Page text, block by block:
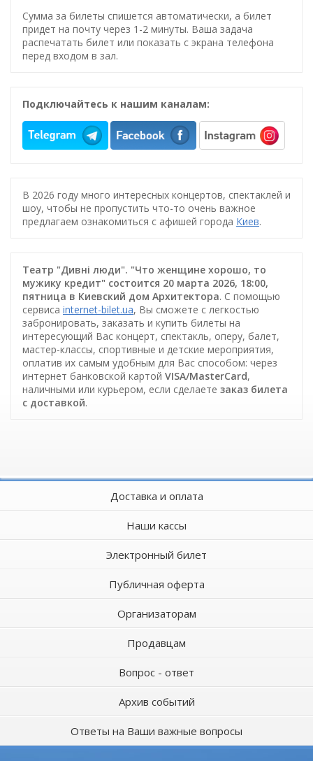
Сумма за билеты спишется автоматически, а билет
придет на почту через 1-2 минуты. Ваша задача
распечатать билет или показать с экрана телефона
перед входом в зал.
Подключайтесь к нашим каналам:
В 2026 году много интересных концертов, спектаклей и
шоу, чтобы не пропустить что-то очень важное
предлагаем ознакомиться с афишей города Киев.
Театр "Дивні люди". "Что женщине хорошо, то
мужику кредит" состоится 20 марта 2026, 18:00,
пятница в Киевский дом Архитектора. С помощью
сервиса internet-bilet.ua, Вы сможете с легкостью
забронировать, заказать и купить билеты на
интересующий Вас концерт, спектакль, оперу, балет,
мастер-классы, спортивные и детские мероприятия,
оплатив их самым удобным для Вас способом: через
интернет банковской картой VISA/MasterCard,
наличными или курьером, если сделаете заказ билета
c доставкой.
Доставка и оплата
Наши кассы
Электронный билет
Публичная оферта
Организаторам
Продавцам
Вопрос - ответ
Архив событий
Ответы на Ваши важные вопросы